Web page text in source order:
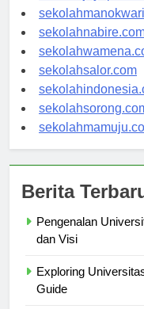
sekolahsalor.com
Berita
Pengenalan
Exploring